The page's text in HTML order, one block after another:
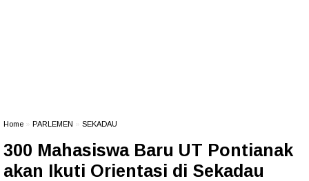
Home PARLEMEN SEKADAU
300 Mahasiswa Baru UT Pontianak
akan Ikuti Orientasi di Sekadau